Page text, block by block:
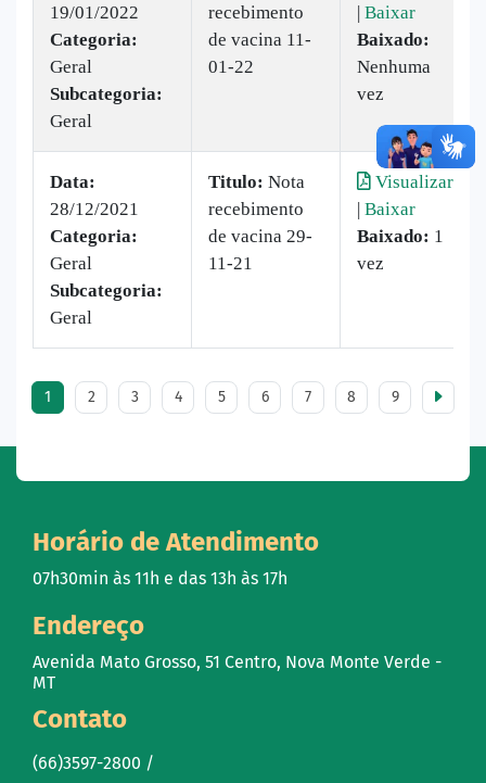
19/01/2022
Categoria:
Geral
Subcategoria:
Geral
recebimento
de vacina 11-
01-22
| Baixar
Baixado:
Nenhuma
vez
Data:
28/12/2021
Categoria:
Geral
Subcategoria:
Geral
Titulo: Nota
recebimento
de vacina 29-
11-21
Visualizar
| Baixar
Baixado: 1
vez
1 2 3 4 5 6 7 8 9
Horário de Atendimento
07h30min às 11h e das 13h às 17h
Endereço
Avenida Mato Grosso, 51 Centro, Nova Monte Verde -
MT
Contato
(66)3597-2800 /